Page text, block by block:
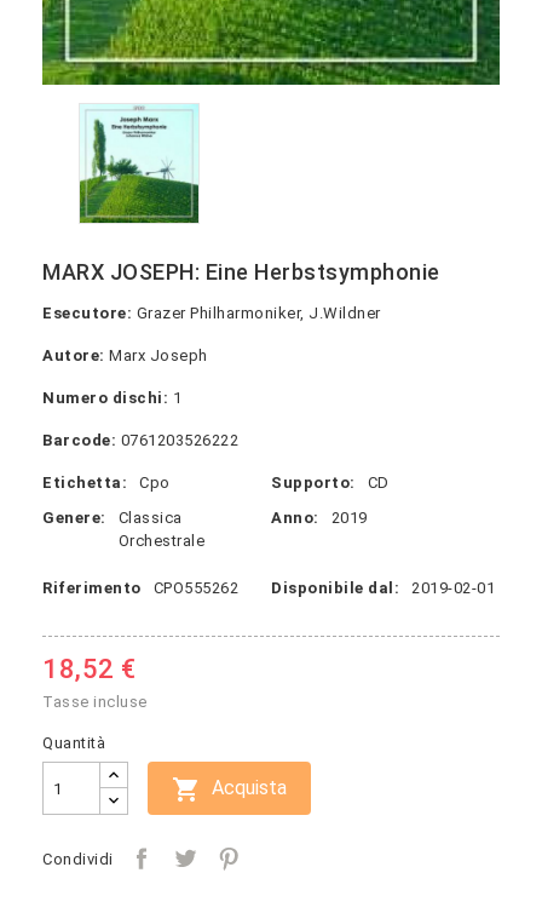
MARX JOSEPH: Eine Herbstsymphonie
Esecutore: Grazer Philharmoniker, J.Wildner
Autore: Marx Joseph
Numero dischi: 1
Barcode: 0761203526222
Etichetta: Cpo Supporto:
CD
Genere:
Classica
Orchestrale
Anno: 2019
Riferimento CPO555262 Disponibile dal: 2019-02-01
18,52 €
Tasse incluse
Quantità
 Acquista
Condividi